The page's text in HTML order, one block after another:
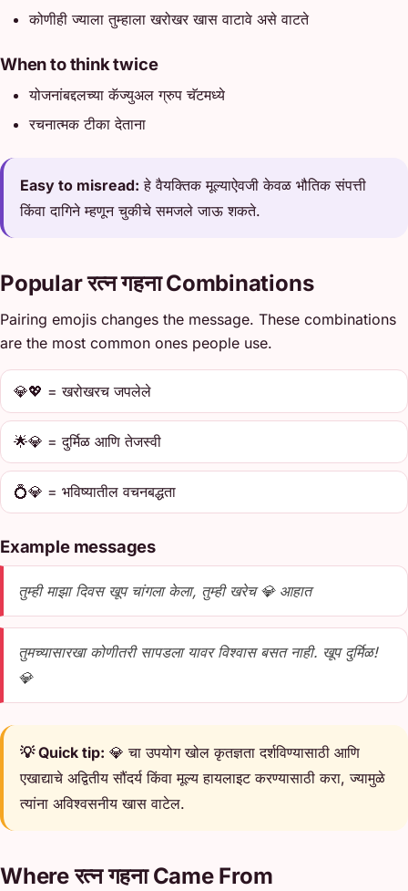
कोणीही ज्याला तुम्हाला खरोखर खास वाटावे असे वाटते
When to think twice
योजनांबद्दलच्या कॅज्युअल ग्रुप चॅटमध्ये
रचनात्मक टीका देताना
Easy to misread: हे वैयक्तिक मूल्याऐवजी केवळ भौतिक संपत्ती
किंवा दागिने म्हणून चुकीचे समजले जाऊ शकते.
Popular रत्न गहना Combinations
Pairing emojis changes the message. These combinations
are the most common ones people use.
💎💖 = खरोखरच जपलेले
🌟💎 = दुर्मिळ आणि तेजस्वी
💍💎 = भविष्यातील वचनबद्धता
Example messages
तुम्ही माझा दिवस खूप चांगला केला, तुम्ही खरेच 💎 आहात
तुमच्यासारखा कोणीतरी सापडला यावर विश्वास बसत नाही. खूप दुर्मिळ!
💎
💡 Quick tip: 💎 चा उपयोग खोल कृतज्ञता दर्शविण्यासाठी आणि
एखाद्याचे अद्वितीय सौंदर्य किंवा मूल्य हायलाइट करण्यासाठी करा, ज्यामुळे
त्यांना अविश्वसनीय खास वाटेल.
Where रत्न गहना Came From